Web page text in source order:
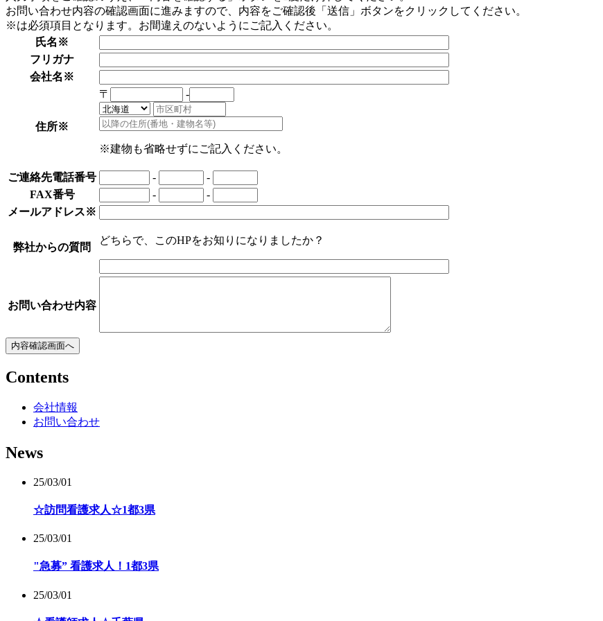
お問い合わせ内容の確認画面に進みますので、内容をご確認後「送信」ボタンをクリックしてください。
※は必須項目となります。お間違えのないようにご記入ください。
氏名※
フリガナ
会社名※
住所※
〒 -
※建物も省略せずにご記入ください。
ご連絡先電話番号 -
-
FAX番号
-
-
メールアドレス※
弊社からの質問
どちらで、このHPをお知りになりましたか？
お問い合わせ内容
Contents
会社情報
お問い合わせ
News
25/03/01
☆訪問看護求人☆1都3県
25/03/01
"急募” 看護求人！1都3県
25/03/01